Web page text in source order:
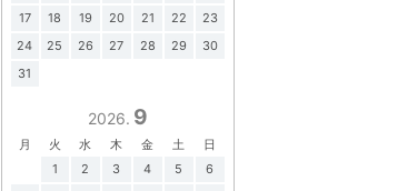
17
18 19 20 21 22
23
24
25 26 27 28 29
30
31
2026. 9
月 火 水 木 金 土
日
1
2 3 4 5
6